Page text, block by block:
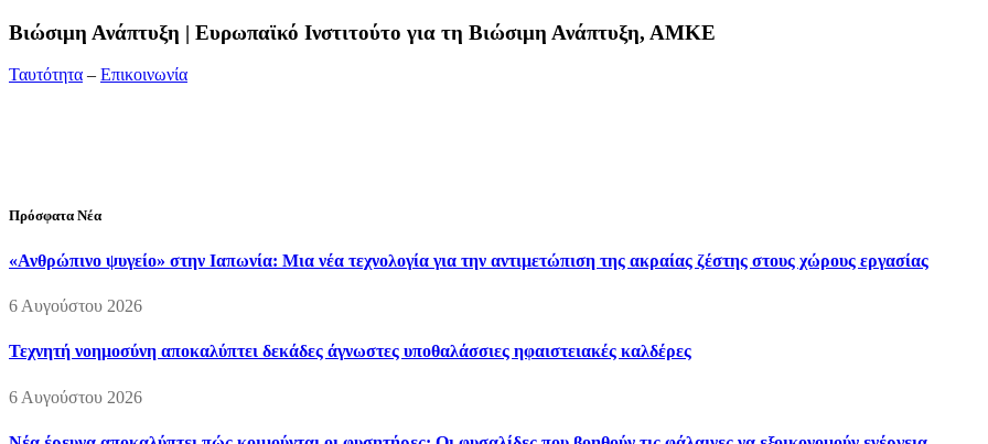
Bιώσιμη Ανάπτυξη | Ευρωπαϊκό Ινστιτούτο για τη Βιώσιμη Ανάπτυξη, ΑΜΚΕ
Ταυτότητα – Επικοινωνία
Πρόσφατα Νέα
«Ανθρώπινο ψυγείο» στην Ιαπωνία: Μια νέα τεχνολογία για την αντιμετώπιση της ακραίας ζέστης στους χώρους εργασίας
6 Αυγούστου 2026
Τεχνητή νοημοσύνη αποκαλύπτει δεκάδες άγνωστες υποθαλάσσιες ηφαιστειακές καλδέρες
6 Αυγούστου 2026